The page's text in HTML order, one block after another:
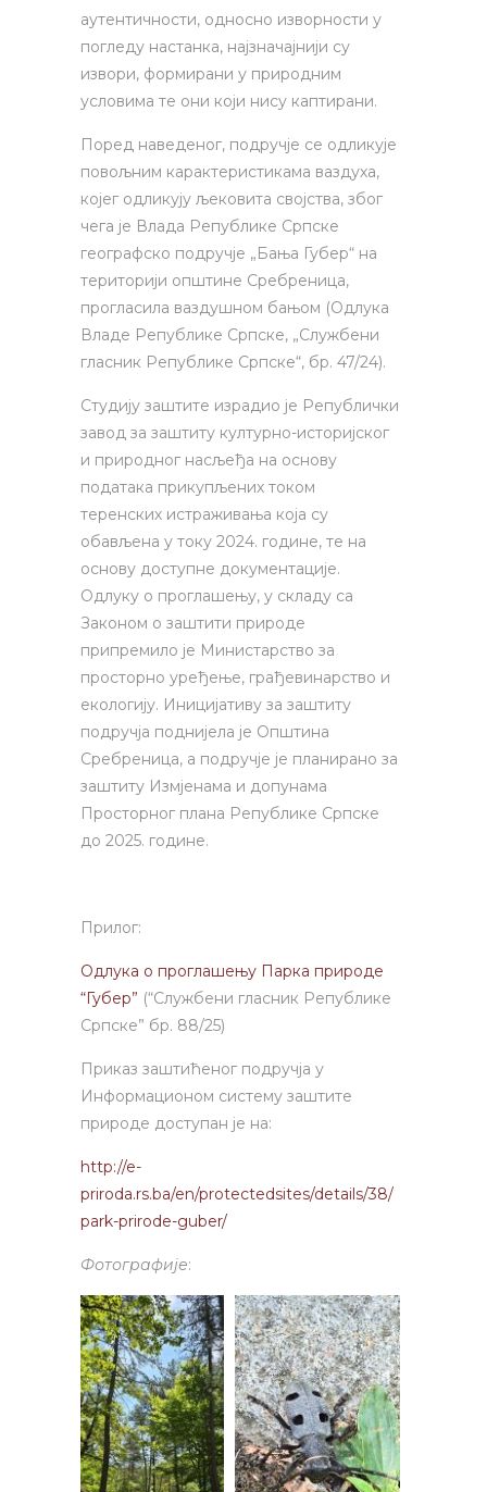
аутентичности, односно изворности у
погледу настанка, најзначајнији су
извори, формирани у природним
условима те они који нису каптирани.
Поред наведеног, подручје се одликује
повољним карактеристикама ваздуха,
којег одликују љековита својства, због
чега је Влада Републике Српске
географско подручје „Бања Губер“ на
територији општине Сребреница,
прогласила ваздушном бањом (Одлука
Владе Републике Српске, „Службени
гласник Републике Српске“, бр. 47/24).
Студију заштите израдио је Републички
завод за заштиту културно-историјског
и природног насљеђа на основу
података прикупљених током
теренских истраживања која су
обављена у току 2024. године, те на
основу доступне документације.
Одлуку о проглашењу, у складу са
Законом о заштити природе
припремило је Министарство за
просторно уређење, грађевинарство и
екологију. Иницијативу за заштиту
подручја поднијела је Општина
Сребреница, а подручје је планирано за
заштиту Измјенама и допунама
Просторног плана Републике Српске
до 2025. године.
Прилог:
Одлука о проглашењу Парка природе
“Губер” (“Службени гласник Републике
Српске” бр. 88/25)
Приказ заштићеног подручја у
Информационом систему заштите
природе доступан је на:
http://e-
priroda.rs.ba/en/protectedsites/details/38/
park-prirode-guber/
Фотографије: